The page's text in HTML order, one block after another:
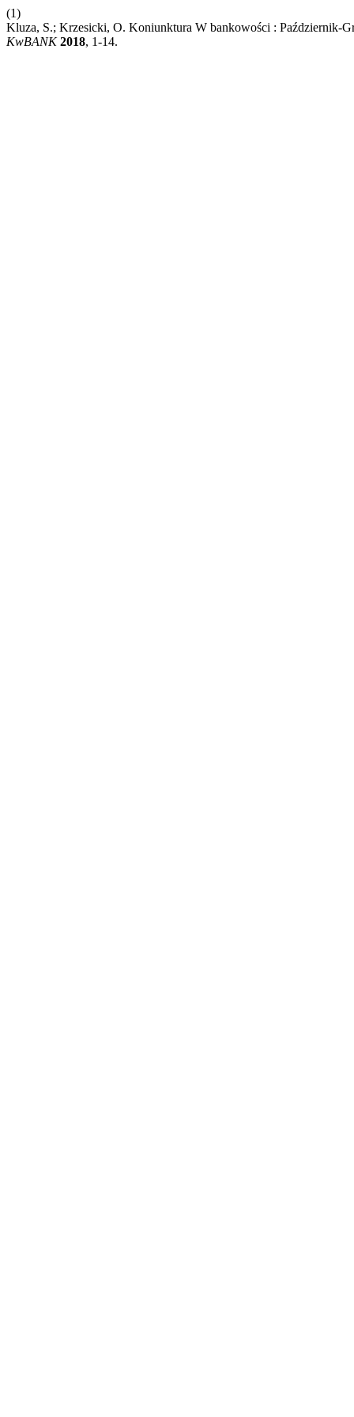
(1)
Kluza, S.; Krzesicki, O. Koniunktura W bankowości : Październik-
KwBANK 2018, 1-14.